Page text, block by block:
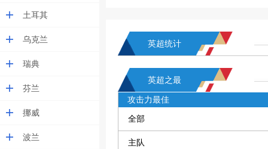
土耳其
乌克兰
瑞典
芬兰
挪威
波兰
英超统计
英超之最
攻击力最佳
全部
主队